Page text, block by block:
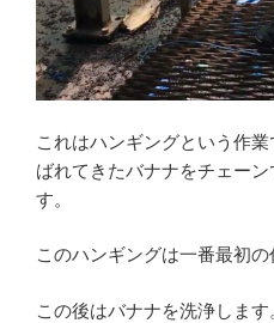
これはハンギングという作
ばれてきたバナナをチェー
す。
このハンギングは一番最初の
この後はバナナを洗浄します